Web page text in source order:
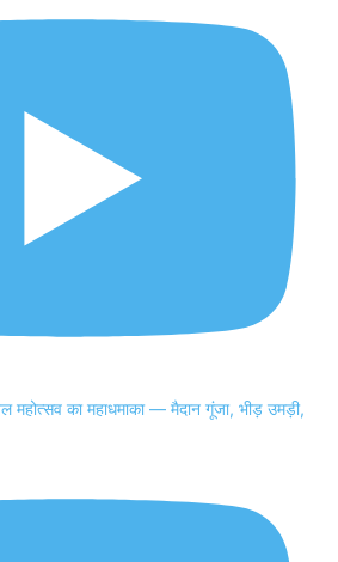
का महाधमाका — मैदान गूंजा, भीड़ उमड़ी,